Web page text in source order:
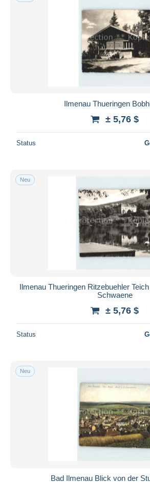
Ilmenau Thueringen
± 5,76 $
Status
Neu
Ilmenau Thueringen Ritzebuehler
Schwaene
± 5,76 $
Status
Neu
Bad Ilmenau Blick von der